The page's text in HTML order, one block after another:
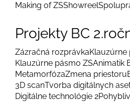
Making of ZSShowreel
Projekty BC
Zázračná rozprávkaKlauzúrne
Klauzúrne pásmo ZSAnimatik
MetamorfózaZmena priestoru
3D scanTvorba digitálnych
Digitálne technológie 2